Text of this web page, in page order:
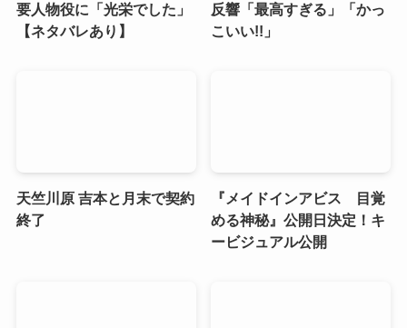
要人物役に「光栄でした」
【ネタバレあり】
反響「最高すぎる」「かっ
こいい!!」
天竺川原 吉本と月末で契約
終了
『メイドインアビス 目覚
める神秘』公開日決定！キ
ービジュアル公開